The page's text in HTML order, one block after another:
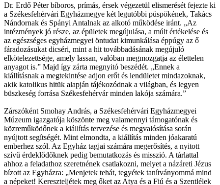
Dr. Erdő Péter bíboros, prímás, érsek végezetül elismerését fejezte ki
a Székesfehérvári Egyházmegye két legutóbbi püspökének, Takács
Nándornak és Spányi Antalnak az alkotó működése iránt. „Az
intézmények jó része, az épületek megújulása, a múlt értékelése és
az egészséges egyházmegyei öntudat kimunkálása éppúgy az ő
fáradozásukat dicséri, mint a hit továbbadásának megújuló
elkötelezettsége, amely lassan, valóban megmozgatja az élettelen
anyagot is.” Majd így zárta megnyitó beszédét. „Ennek a
kiállításnak a megtekintése adjon erőt és lendületet mindazoknak,
akik katolikus hitük alapján tájékozódnak a világban, és legyen
büszkeség forrása Székesfehérvár minden lakója számára.”
Zárszóként Smohay András, a Székesfehérvári Egyházmegyei
Múzeum igazgatója köszönte meg valamennyi támogatónak és
közreműködőnek a kiállítás tervezése és megvalósítása során
nyújtott segítségét. Mint elmondta, a kiállítás minden jóakaratú
emberhez szól. Az Egyház tagjai számára megerősítés, a nyitott
szívű érdeklődőknek pedig bemutatkozás és misszió. A tárlattal
ahhoz a feladathoz szeretnének csatlakozni, melyet a názáreti Jézus
bízott az Egyházra: „Menjetek tehát, tegyétek tanítványommá mind
a népeket! Kereszteljétek meg őket az Atya és a Fiú és a Szentlélek